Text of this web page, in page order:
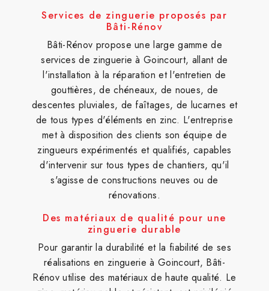
Services de zinguerie proposés par
Bâti-Rénov
Bâti-Rénov propose une large gamme de
services de zinguerie à Goincourt, allant de
l'installation à la réparation et l'entretien de
gouttières, de chéneaux, de noues, de
descentes pluviales, de faîtages, de lucarnes et
de tous types d'éléments en zinc. L'entreprise
met à disposition des clients son équipe de
zingueurs expérimentés et qualifiés, capables
d'intervenir sur tous types de chantiers, qu'il
s'agisse de constructions neuves ou de
rénovations.
Des matériaux de qualité pour une
zinguerie durable
Pour garantir la durabilité et la fiabilité de ses
réalisations en zinguerie à Goincourt, Bâti-
Rénov utilise des matériaux de haute qualité. Le